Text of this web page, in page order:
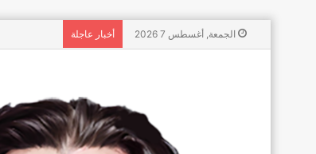
الجمعة, أغسطس 7 2026 أخبار عاجلة